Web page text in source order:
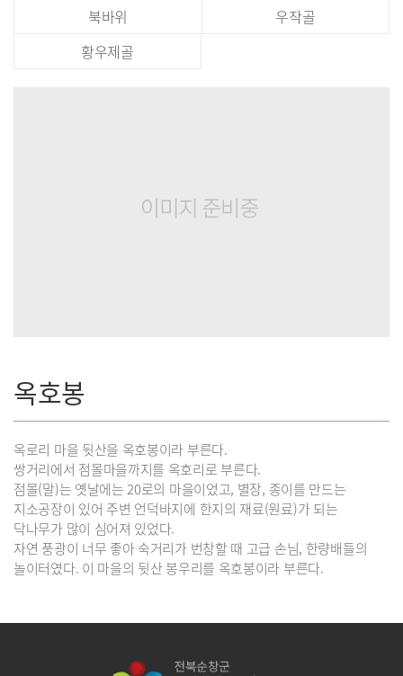
북바위
우작골
황우제골
옥호봉
옥로리 마을 뒷산을 옥호봉이라 부른다.
쌍거리에서 점몰마을까지를 옥호리로 부른다.
점몰(말)는 옛날에는 20로의 마을이었고, 별장, 종이를 만드는
지소공장이 있어 주변 언덕바지에 한지의 재료(원료)가 되는
닥나무가 많이 심어져 있었다.
자연 풍광이 너무 좋아 숙거리가 번창할 때 고급 손님, 한량배들의
놀이터였다. 이 마을의 뒷산 봉우리를 옥호봉이라 부른다.